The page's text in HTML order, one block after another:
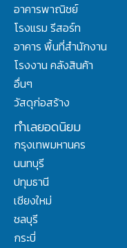
อาคารพาณิชย์
โรงแรม รีสอร์ท
อาคาร พื้นที่สำนักงาน
โรงงาน คลังสินค้า
อื่นๆ
วัสดุก่อสร้าง
ทำเลยอดนิยม
กรุงเทพมหานคร
นนทบุรี
ปทุมธานี
เชียงใหม่
ชลบุรี
กระบี่